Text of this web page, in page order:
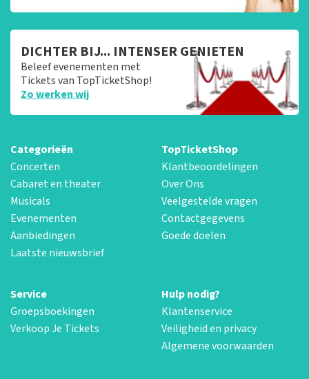
DICHTER BIJ... INTENSER GENIETEN
Beleef evenementen met
Tickets van TopTicketShop!
Zo werken wij
Categorieën
Concerten
Cabaret en theater
Musicals
Evenementen
Aanbiedingen
Laatste nieuwsbrief
TopTicketShop
Klantbeoordelingen
Over Ons
Veelgestelde vragen
Contactgegevens
Goede doelen
Service
Groepsboekingen
Verkoop Je Tickets
Hulp nodig?
Klantenservice
Veiligheid en privacy
Algemene voorwaarden